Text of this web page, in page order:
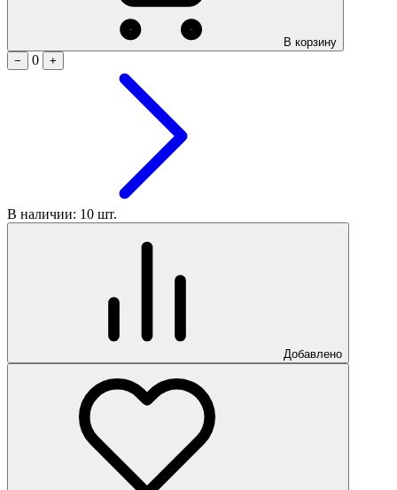
В корзину
−
0 +
В наличии: 10 шт.
Добавлено